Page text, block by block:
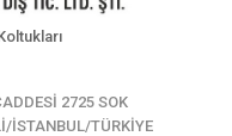
2725 SOK
İSTANBUL/TÜRKİYE